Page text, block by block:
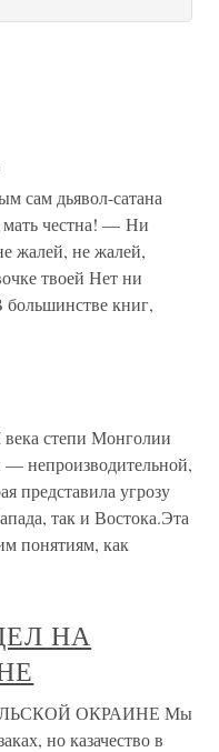
сам дьявол-сатана
мать честна! — Ни
жалей, не жалей,
твоей Нет ни
книг,
степи Монголии
непроизводительной,
представила угрозу
так и Востока.Эта
понятиям, как
НА
ОКРАИНЕ Мы
но казачество в